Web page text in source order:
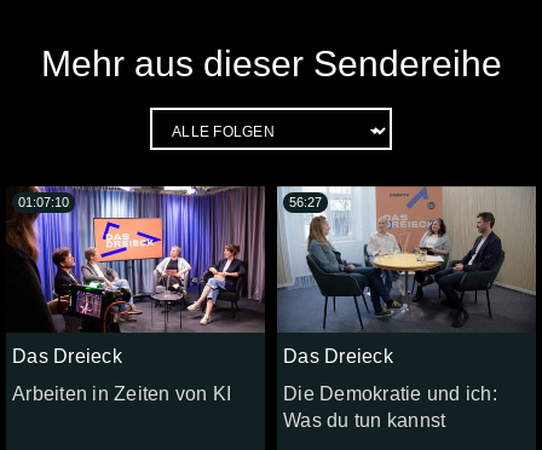
Mehr aus dieser Sendereihe
Das Dreieck
Arbeiten in Zeiten von KI
01:07:10
Das Dreieck
Die Demokratie und ich:
Was du tun kannst
56:27